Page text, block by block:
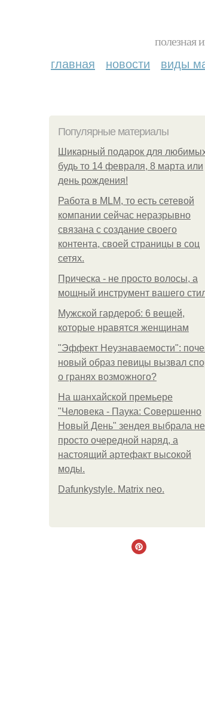
полезная
главная новости виды
Популярные материалы
Шикарный подарок для
будь то 14 февраля, 8 марта или
день рождения!
Работа в MLM, то есть сетевой
компании сейчас неразрывно
связана с создание своего
контента, своей страницы в соц
сетях.
Прическа - не просто волосы, а
мощный инструмент вашего
Мужской гардероб: 6 вещей,
которые нравятся женщинам
"Эффект Неузнаваемости":
новый образ певицы вызвал
о гранях возможного?
На шанхайской премьере
"Человека - Паука: Совершенно
Новый День" зендея выбрала не
просто очередной наряд, а
настоящий артефакт высокой
моды.
Dafunkystyle. Matrix neo.